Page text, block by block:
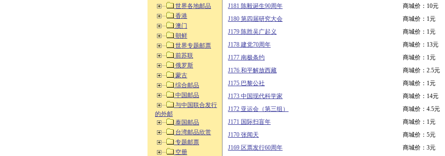
世界各地邮品
香港
澳门
朝鲜
世界专题邮票
前苏联
俄罗斯
蒙古
综合邮品
中国邮品
与中国联合发行
的外邮
泰国邮品
台湾邮品欣赏
专题邮票
空册
J181 陈毅诞生90周年
商城价：10元
J180 第四届研究大会
商城价：1元
J179 陈胜吴广起义
商城价：1元
J178 建党70周年
商城价：13元
J177 南极条约
商城价：1元
J176 和平解放西藏
商城价：2.5元
J175 巴黎公社
商城价：1元
J173 中国现代科学家
商城价：14元
J172 亚运会（第三组）
商城价：4.5元
J171 国际扫盲年
商城价：1元
J170 张闻天
商城价：5元
J169 区票发行60周年
商城价：3元